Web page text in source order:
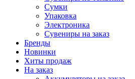
Сумки
Упаковка
Электроника
Сувениры на заказ
Бренды
Новинки
Хиты продаж
На заказ